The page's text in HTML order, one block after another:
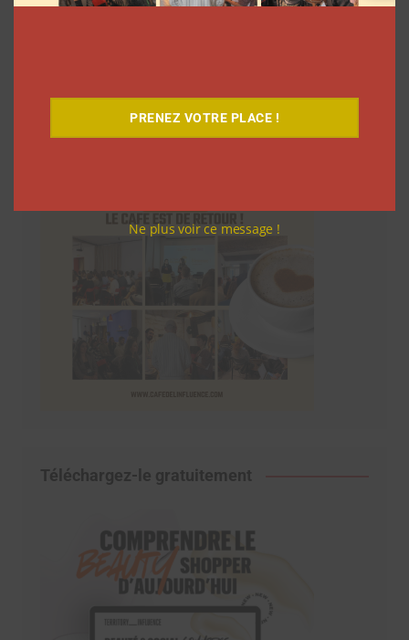
Le Café
Téléchargez-le gratuitement
PRENEZ VOTRE PLACE !
Ne plus voir ce message !